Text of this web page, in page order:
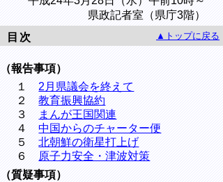
県政記者室（県庁3階）
目次
▲トップに戻る
（報告事項）
１ 2月県議会を終えて
２教育振興協約
３
まんが王国関連
４中国からのチャーター便
５北朝鮮の衛星打上げ
６ 原子力安全・津波対策
（質疑事項）